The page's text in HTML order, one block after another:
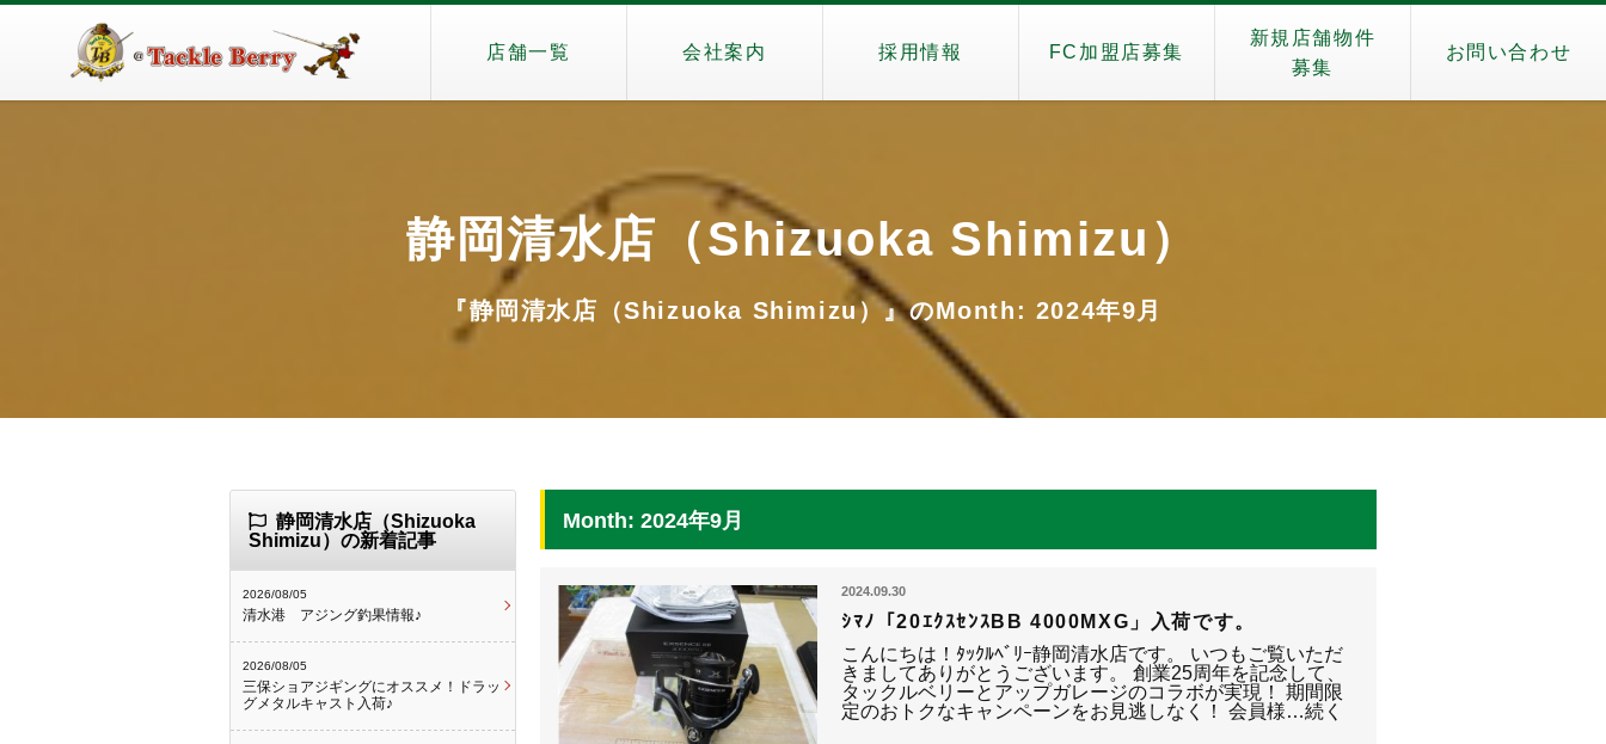
店舗一覧 会社案内 採用情報 FC加盟店募集
新規店舗物件
募集
お問い合わせ
静岡清水店（Shizuoka Shimizu）
『静岡清水店（Shizuoka Shimizu）』のMonth: 2024年9月
Month: 2024年9月
2024.09.30
ｼﾏﾉ「20ｴｸｽｾﾝｽBB 4000MXG」入荷です。
こんにちは！ﾀｯｸﾙﾍﾞﾘｰ静岡清水店です。 いつもご覧いただ
きましてありがとうございます。 創業25周年を記念して、
タックルベリーとアップガレージのコラボが実現！ 期間限
定のおトクなキャンペーンをお見逃しなく！ 会員様…続く
静岡清水店（Shizuoka
Shimizu）の新着記事
2026/08/05
清水港 アジング釣果情報♪
2026/08/05
三保ショアジギングにオススメ！ドラッ
グメタルキャスト入荷♪